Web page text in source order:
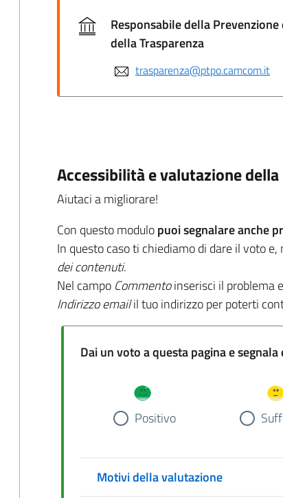
Responsabile della
della Trasparenza
trasparenza@ptpo.camcom.it
Accessibilità e valutazione
Aiutaci a migliorare!
Con questo modulopuoi segnalare anche
In questo caso ti chiediamo di dare il voto e,
dei contenuti.
Nel campo Commentoinserisci il problema
Indirizzo emailil tuo indirizzo per poterti
Positivo
Motivi della valutazione